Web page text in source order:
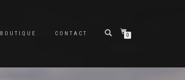
BOUTIQUE CONTACT 0